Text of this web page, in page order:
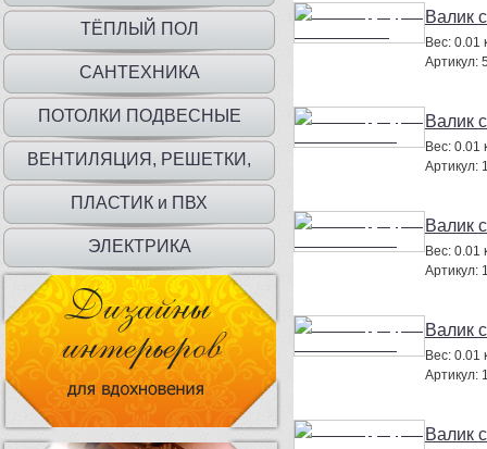
ТЁПЛЫЙ ПОЛ
САНТЕХНИКА
ПОТОЛКИ ПОДВЕСНЫЕ
ВЕНТИЛЯЦИЯ, РЕШЕТКИ,
ДВЕРЦЫ
ПЛАСТИК и ПВХ
ЭЛЕКТРИКА
Валик
Вес: 0.01
Артикул:
Валик
Вес: 0.01
Артикул:
Валик
Вес: 0.01
Артикул:
Валик
Вес: 0.01
Артикул:
Валик